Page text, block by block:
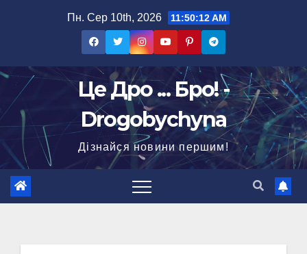
Пн. Сер 10th, 2026 11:50:13 AM
Це Дро ... Бро! -
Drogobychyna
Дізнайся новини першим!